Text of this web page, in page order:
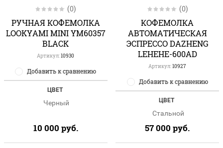
(0)
РУЧНАЯ КОФЕМОЛКА
LOOKYAMI MINI YM60357
BLACK
Артикул:10930
Добавить к сравнению
ЦВЕТ
Черный
10 000 руб.
(0)
КОФЕМОЛКА
АВТОМАТИЧЕСКАЯ
ЭСПРЕССО DAZHENG
LEHEHE-600AD
Артикул:10927
Добавить к сравнению
ЦВЕТ
Стальной
57 000 руб.